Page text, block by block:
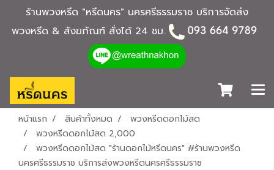
ร้านพวงหรีด "หรีดนคร" นครศรีธรรมราช บริการจัดส่ง
พวงหรีด & สังฆภัณฑ์ สั่งได้ 24 ชม.
หน้าแรก สินค้าทั้งหมด
พวงหรีดดอกไม้สด
พวงหรีดดอกไม้สด 2,000
พวงหรีดดอกไม้สด "ร้านดอกไม้หรีดนคร" #ร้านพวงหรีด
นครศรีธรรมราช บริการส่งพวงหรีดนครศรีธรรมราช